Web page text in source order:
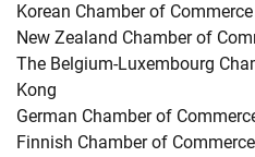
Korean Chamber of
New Zealand Chamber of
The Belgium-Luxembourg
Kong
German Chamber of
Finnish Chamber of